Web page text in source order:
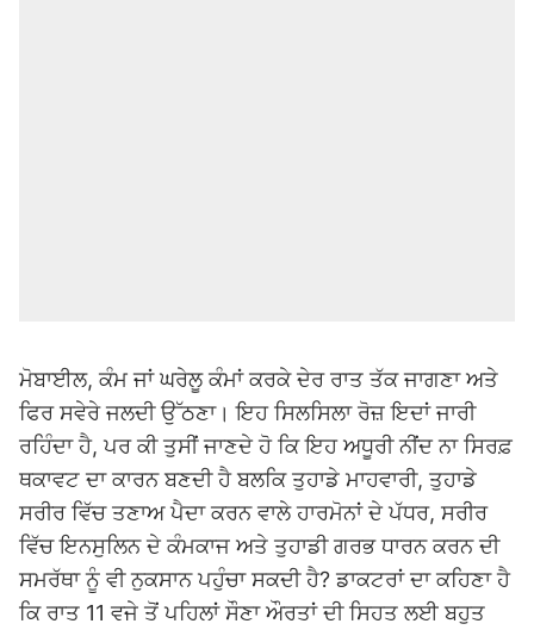
ਮੋਬਾਈਲ, ਕੰਮ ਜਾਂ ਘਰੇਲੂ ਕੰਮਾਂ ਕਰਕੇ ਦੇਰ ਰਾਤ ਤੱਕ ਜਾਗਣਾ ਅਤੇ
ਫਿਰ ਸਵੇਰੇ ਜਲਦੀ ਉੱਠਣਾ। ਇਹ ਸਿਲਸਿਲਾ ਰੋਜ਼ ਇਦਾਂ ਜਾਰੀ
ਰਹਿੰਦਾ ਹੈ, ਪਰ ਕੀ ਤੁਸੀਂ ਜਾਣਦੇ ਹੋ ਕਿ ਇਹ ਅਧੂਰੀ ਨੀਂਦ ਨਾ ਸਿਰਫ਼
ਥਕਾਵਟ ਦਾ ਕਾਰਨ ਬਣਦੀ ਹੈ ਬਲਕਿ ਤੁਹਾਡੇ ਮਾਹਵਾਰੀ, ਤੁਹਾਡੇ
ਸਰੀਰ ਵਿੱਚ ਤਣਾਅ ਪੈਦਾ ਕਰਨ ਵਾਲੇ ਹਾਰਮੋਨਾਂ ਦੇ ਪੱਧਰ, ਸਰੀਰ
ਵਿੱਚ ਇਨਸੁਲਿਨ ਦੇ ਕੰਮਕਾਜ ਅਤੇ ਤੁਹਾਡੀ ਗਰਭ ਧਾਰਨ ਕਰਨ ਦੀ
ਸਮਰੱਥਾ ਨੂੰ ਵੀ ਨੁਕਸਾਨ ਪਹੁੰਚਾ ਸਕਦੀ ਹੈ? ਡਾਕਟਰਾਂ ਦਾ ਕਹਿਣਾ ਹੈ
ਕਿ ਰਾਤ 11 ਵਜੇ ਤੋਂ ਪਹਿਲਾਂ ਸੌਣਾ ਔਰਤਾਂ ਦੀ ਸਿਹਤ ਲਈ ਬਹੁਤ